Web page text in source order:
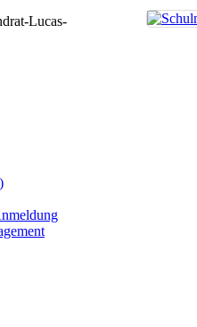
Lucas-